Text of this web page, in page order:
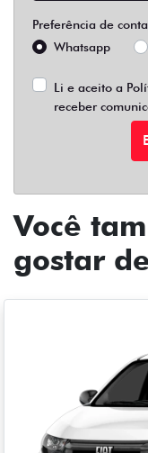
Preferência de
Whatsapp
Li e aceito a
receber
Você
gostar